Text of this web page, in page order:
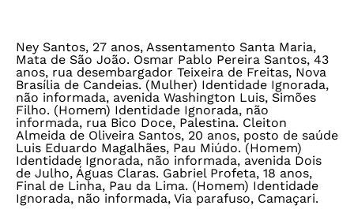
Ney Santos, 27 anos, Assentamento Santa Maria,
Mata de São João. Osmar Pablo Pereira Santos, 43
anos, rua desembargador Teixeira de Freitas, Nova
Brasília de Candeias. (Mulher) Identidade Ignorada,
não informada, avenida Washington Luis, Simões
Filho. (Homem) Identidade Ignorada, não
informada, rua Bico Doce, Palestina. Cleiton
Almeida de Oliveira Santos, 20 anos, posto de saúde
Luis Eduardo Magalhães, Pau Miúdo. (Homem)
Identidade Ignorada, não informada, avenida Dois
de Julho, Águas Claras. Gabriel Profeta, 18 anos,
Final de Linha, Pau da Lima. (Homem) Identidade
Ignorada, não informada, Via parafuso, Camaçari.